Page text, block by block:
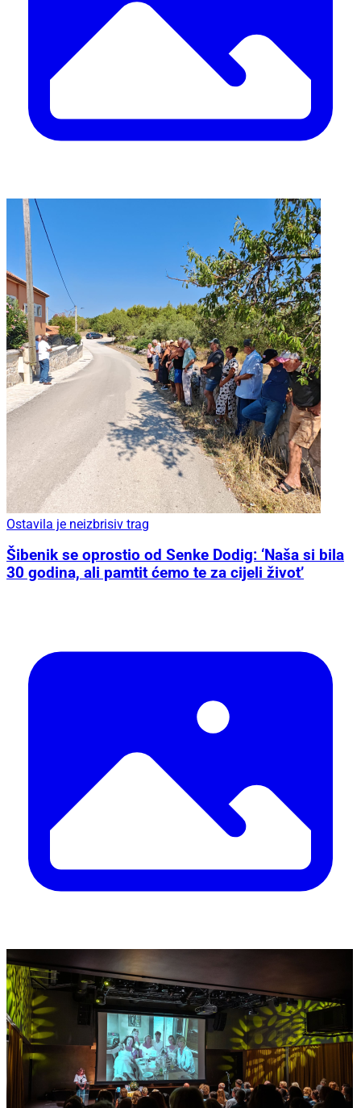
Ostavila je neizbrisiv trag
Šibenik se oprostio od Senke Dodig: ‘Naša si bila
30 godina, ali pamtit ćemo te za cijeli život’